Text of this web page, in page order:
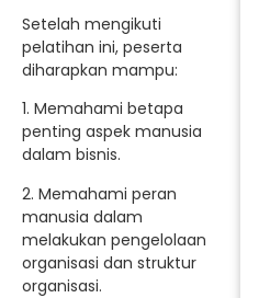
Setelah mengikuti
pelatihan ini, peserta
diharapkan mampu:
1. Memahami betapa
penting aspek manusia
dalam bisnis.
2. Memahami peran
manusia dalam
melakukan pengelolaan
organisasi dan struktur
organisasi.